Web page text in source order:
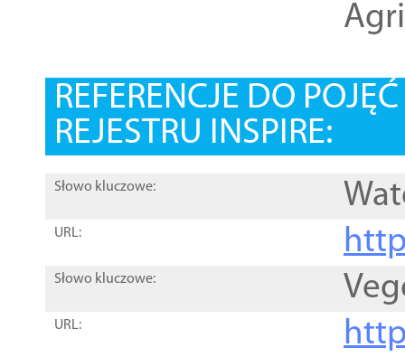
REFERENCJE DO
REJESTRU INSPIRE:
Słowo kluczowe:
URL:
Słowo kluczowe:
URL: